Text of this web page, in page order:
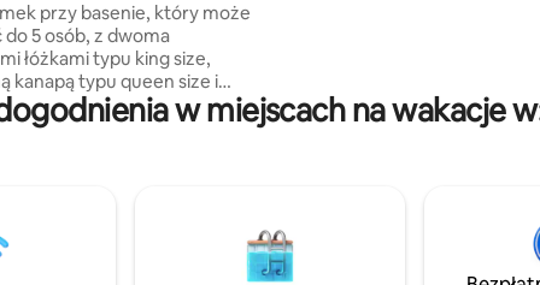
przy basenie, który może
do 5 osób, z dwoma
łóżkami typu king size,
kanapą typu queen size i
a także piękną, w
łazienką, aneksem
miejsce w stylu kurortu
sercu ulubionej dzielnicy
👑 Miejsce dla 5 osób, 2
z łóżkiem typu king,
i lepszy barek kawowy 👑
z szybkim Wi-Fi do pracy
Pralka/suszarka w lokalu +
w miejscach na wakacje